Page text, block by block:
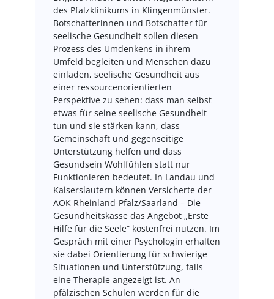
des Pfalzklinikums in Klingenmünster.
Botschafterinnen und Botschafter für
seelische Gesundheit sollen diesen
Prozess des Umdenkens in ihrem
Umfeld begleiten und Menschen dazu
einladen, seelische Gesundheit aus
einer ressourcenorientierten
Perspektive zu sehen: dass man selbst
etwas für seine seelische Gesundheit
tun und sie stärken kann, dass
Gemeinschaft und gegenseitige
Unterstützung helfen und dass
Gesundsein Wohlfühlen statt nur
Funktionieren bedeutet. In Landau und
Kaiserslautern können Versicherte der
AOK Rheinland-Pfalz/Saarland – Die
Gesundheitskasse das Angebot „Erste
Hilfe für die Seele“ kostenfrei nutzen. Im
Gespräch mit einer Psychologin erhalten
sie dabei Orientierung für schwierige
Situationen und Unterstützung, falls
eine Therapie angezeigt ist. An
pfälzischen Schulen werden für die